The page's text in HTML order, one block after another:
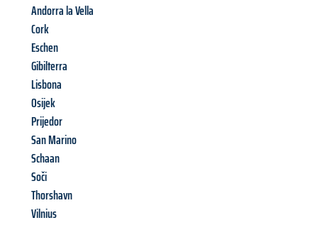
Andorra la Vella
Cork
Eschen
Gibilterra
Lisbona
Osijek
Prijedor
San Marino
Schaan
Soči
Thorshavn
Vilnius